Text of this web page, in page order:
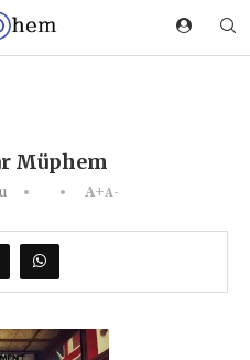
Müphem
A+A-